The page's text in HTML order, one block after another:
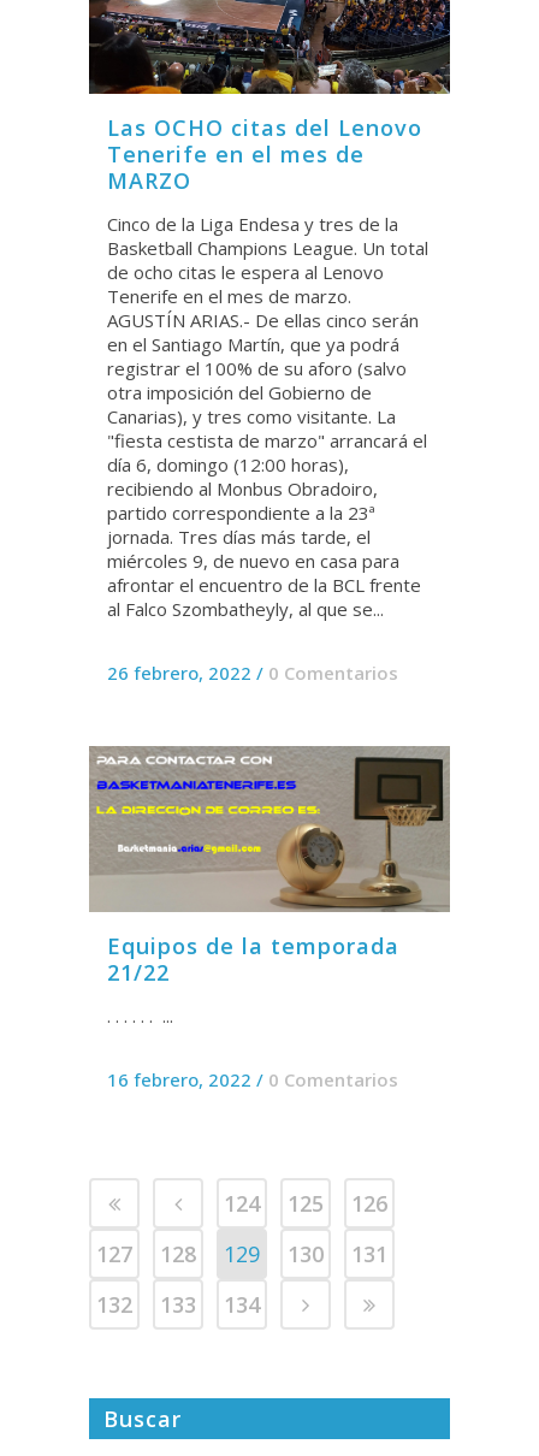
Las OCHO citas del Lenovo
Tenerife en el mes de
MARZO
Cinco de la Liga Endesa y tres de la
Basketball Champions League. Un total
de ocho citas le espera al Lenovo
Tenerife en el mes de marzo.
AGUSTÍN ARIAS.- De ellas cinco serán
en el Santiago Martín, que ya podrá
registrar el 100% de su aforo (salvo
otra imposición del Gobierno de
Canarias), y tres como visitante. La
"fiesta cestista de marzo" arrancará el
día 6, domingo (12:00 horas),
recibiendo al Monbus Obradoiro,
partido correspondiente a la 23ª
jornada. Tres días más tarde, el
miércoles 9, de nuevo en casa para
afrontar el encuentro de la BCL frente
al Falco Szombatheyly, al que se...
26 febrero, 2022 / 0 Comentarios
Equipos de la temporada
21/22
. . . . . . ...
16 febrero, 2022 / 0 Comentarios
124 125
126
127
128 129 130
131
132
133 134
Buscar